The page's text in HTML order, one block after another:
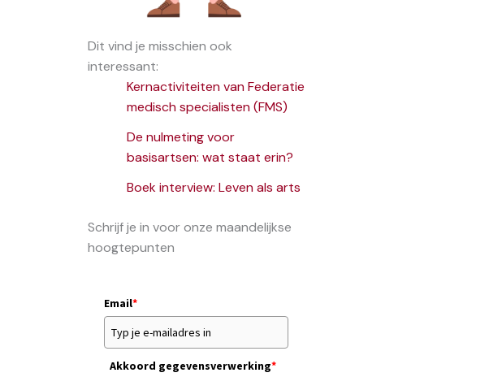
Dit vind je misschien ook
interessant:
Kernactiviteiten van Federatie
medisch specialisten (FMS)
De nulmeting voor
basisartsen: wat staat erin?
Boek interview: Leven als arts
Schrijf je in voor onze maandelijkse
hoogtepunten
Email*
Akkoord gegevensverwerking*